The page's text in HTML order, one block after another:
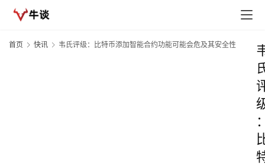
首页 快讯 韦氏评级：比特币添加智能合约功能可能会危及其安全性